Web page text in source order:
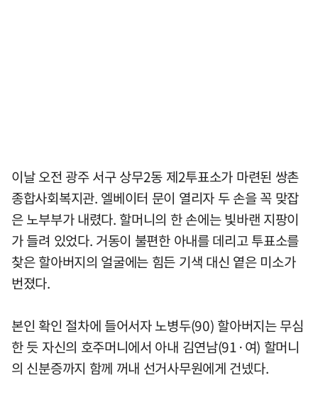
이날 오전 광주 서구 상무2동 제2투표소가 마련된 쌍촌
종합사회복지관. 엘베이터 문이 열리자 두 손을 꼭 맞잡
은 노부부가 내렸다. 할머니의 한 손에는 빛바랜 지팡이
가 들려 있었다. 거동이 불편한 아내를 데리고 투표소를
찾은 할아버지의 얼굴에는 힘든 기색 대신 옅은 미소가
번졌다.
본인 확인 절차에 들어서자 노병두(90) 할아버지는 무심
한 듯 자신의 호주머니에서 아내 김연남(91·여) 할머니
의 신분증까지 함께 꺼내 선거사무원에게 건넸다.